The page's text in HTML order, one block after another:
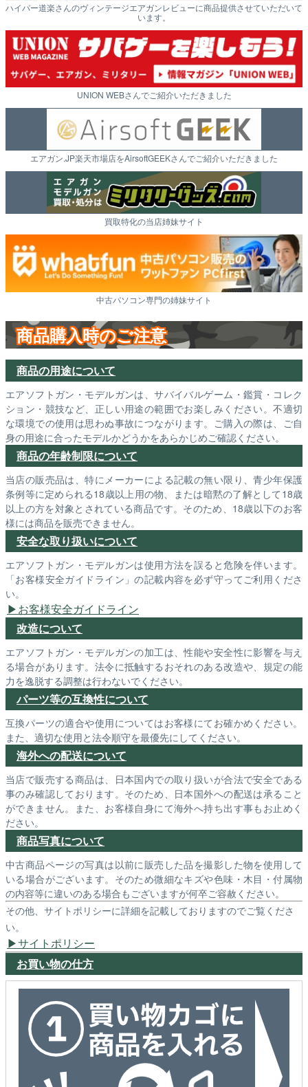
ハイパー道楽さんのヴィンテージエアガンレビューに商品提供させていただいて
います。
UNION WEBさんでご紹介いただきました
エアガン.JP楽天市場店をAirsoftGEEKさんでご紹介いただきました
買取特化の当店姉妹サイト
中古パソコン専門の姉妹サイト
商品購入時のご注意
商品の用途について
エアソフトガン・モデルガンは、サバイバルゲーム・鑑賞・コレク
ション・競技など、正しい用途の範囲でお楽しみください。不適切
な環境での使用は思わぬ事故につながります。ご購入の際は、ご自
身の用途に合ったモデルかどうかをあらかじめご確認ください。
商品の年齢制限について
当店の販売品は、特にメーカーによる記載の無い限り、青少年保護
条例等に定められる18歳以上用の物、または暗黙の了解として18歳
以上の方を対象とされている商品です。そのため、18歳以下のお客
様には商品を販売できません。
安全な取り扱いについて
エアソフトガン・モデルガンは使用方法を誤ると危険を伴います。
「お客様安全ガイドライン」の記載内容を必ず守ってご利用くださ
い。
お客様安全ガイドライン
改造について
エアソフトガン・モデルガンの加工は、性能や安全性に影響を与え
る場合があります。法令に抵触するおそれのある改造や、規定の能
力を逸脱する調整は行わないでください。
パーツ等の互換性について
互換パーツの適合や使用についてはお客様にてお確かめください。
また、適切な使用と法令順守を最優先にしてください。
海外への配送について
当店で販売する商品は、日本国内での取り扱いが合法で安全である
事のみ確認しております。そのため、日本国外への配送は承ること
ができません。また、お客様自身にて海外へ持ち出す事もお止めく
ださい。
商品写真について
中古商品ページの写真は以前に販売した品を撮影した物を使用して
いる場合がございます。そのため微細なキズや色味・木目・付属物
の内容等に違いのある場合もございますが何卒ご容赦ください。
その他、サイトポリシーに詳細を記載しておりますのでご覧くださ
い。
サイトポリシー
お買い物の仕方